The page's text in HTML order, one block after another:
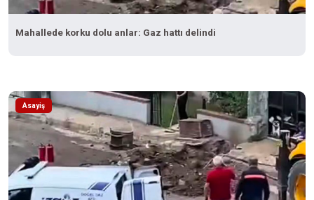
Mahallede korku dolu anlar: Gaz hattı delindi
Asayiş